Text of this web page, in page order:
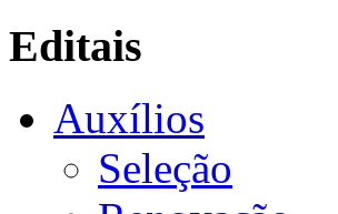
Editais
Auxílios
Seleção